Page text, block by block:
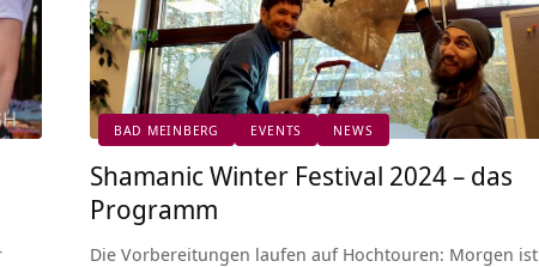
BAD MEINBERG EVENTS NEWS
Shamanic Winter Festival 2024 – das
Programm
Die Vorbereitungen laufen auf Hochtouren: Morgen ist